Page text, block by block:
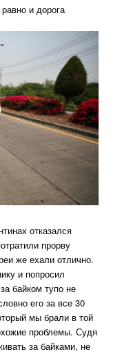
и дорога
отказался
прорву
же ехали отлично.
и попросил
байком тупо не
его за все 30
мы брали в той
проблемы. Судя
за байками, не